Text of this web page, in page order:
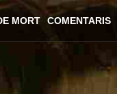
MORT COMENTARIS